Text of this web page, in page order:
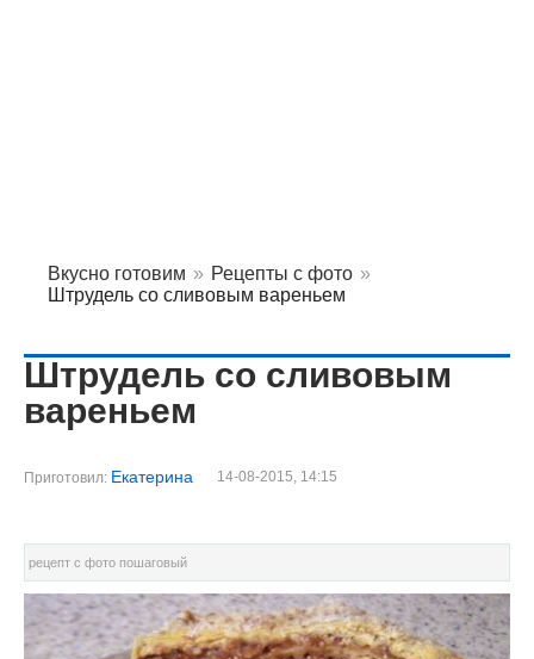
Вкусно готовим » Рецепты с фото »
Штрудель со сливовым вареньем
Штрудель со сливовым
вареньем
Приготовил: Екатерина 14-08-2015, 14:15
рецепт с фото пошаговый